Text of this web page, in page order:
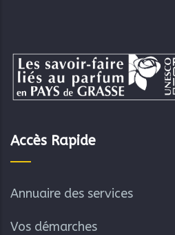
Accès Rapide
Annuaire des services
Vos démarches